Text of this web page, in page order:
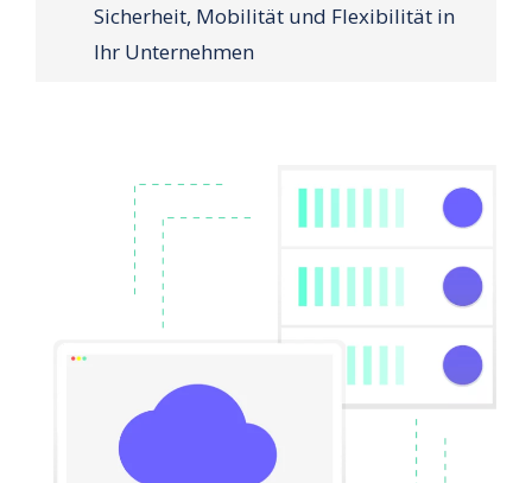
Sicherheit, Mobilität und Flexibilität in
Ihr Unternehmen